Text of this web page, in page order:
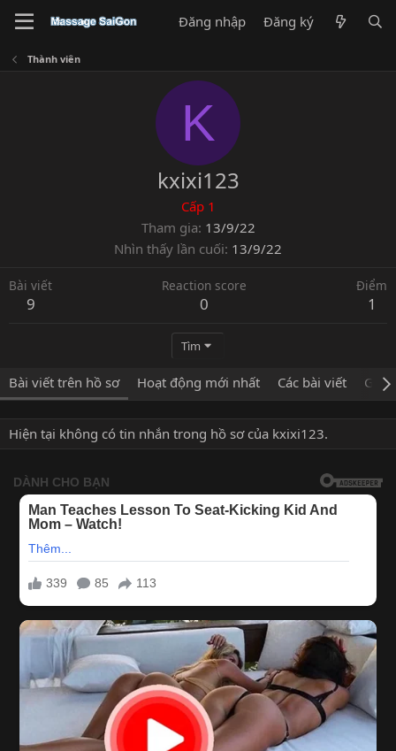
Đăng nhập Đăng ký
Thành viên
K
kxixi123
Cấp 1
Tham gia 13/9/22
Nhìn thấy lần cuối 13/9/22
Bài viết
9
Reaction score
0
Điểm
1
Tìm
Bài viết trên hồ sơ Hoạt động mới nhất Các bài viết Giới
Hiện tại không có tin nhắn trong hồ sơ của kxixi123.